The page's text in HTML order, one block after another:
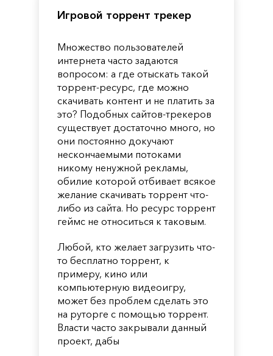
Игровой торрент трекер
Множество пользователей
интернета часто задаются
вопросом: а где отыскать такой
торрент-ресурс, где можно
скачивать контент и не платить за
это? Подобных сайтов-трекеров
существует достаточно много, но
они постоянно докучают
нескончаемыми потоками
никому ненужной рекламы,
обилие которой отбивает всякое
желание скачивать торрент что-
либо из сайта. Но ресурс торрент
геймс не относиться к таковым.
Любой, кто желает загрузить что-
то бесплатно торрент, к
примеру, кино или
компьютерную видеоигру,
может без проблем сделать это
на руторге с помощью торрент.
Власти часто закрывали данный
проект, дабы